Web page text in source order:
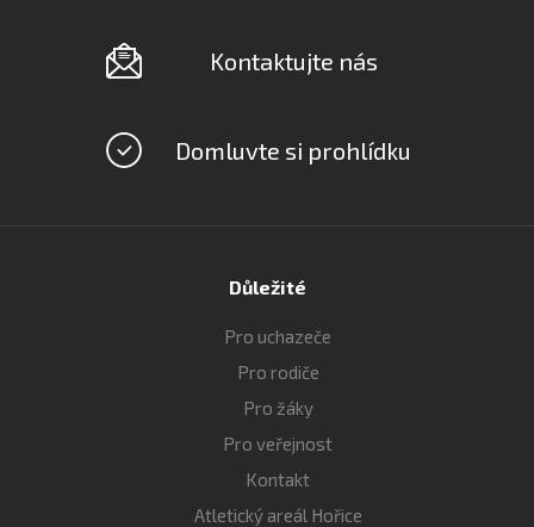
Kontaktujte nás
Domluvte si prohlídku
Důležité
Pro uchazeče
Pro rodiče
Pro žáky
Pro veřejnost
Kontakt
Atletický areál Hořice